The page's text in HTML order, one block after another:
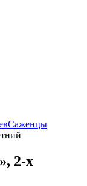
Саженцы
2-х